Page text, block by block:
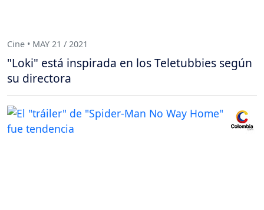
Cine • MAY 21 / 2021
"Loki" está inspirada en los Teletubbies según
su directora